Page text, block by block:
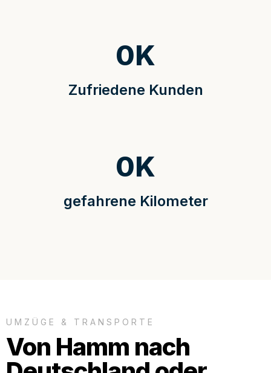
Zufriedene Kunden
0K
gefahrene Kilometer
0K
UMZÜGE & TRANSPORTE
Von Hamm nach